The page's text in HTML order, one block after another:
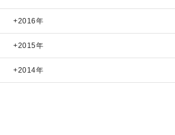
2016年
2015年
2014年